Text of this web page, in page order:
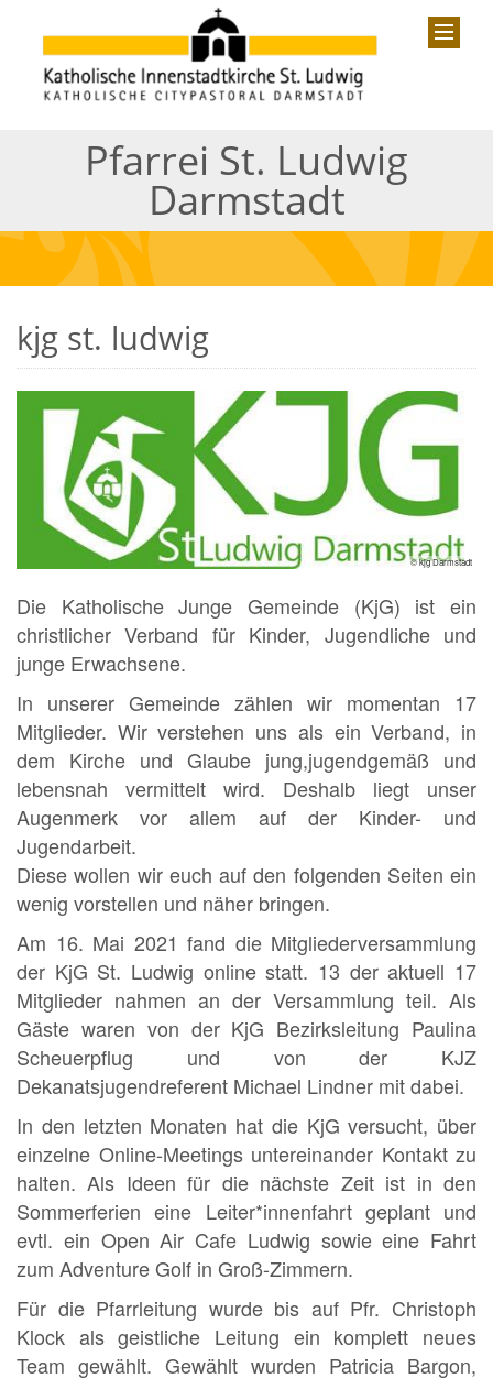
Pfarrei St. Ludwig
Darmstadt
kjg st. ludwig
© kjg Darmstadt
Die Katholische Junge Gemeinde (KjG) ist ein
christlicher Verband für Kinder, Jugendliche und
junge Erwachsene.
In unserer Gemeinde zählen wir momentan 17
Mitglieder. Wir verstehen uns als ein Verband, in
dem Kirche und Glaube jung,jugendgemäß und
lebensnah vermittelt wird. Deshalb liegt unser
Augenmerk vor allem auf der Kinder- und
Jugendarbeit.
Diese wollen wir euch auf den folgenden Seiten ein
wenig vorstellen und näher bringen.
Am 16. Mai 2021 fand die Mitgliederversammlung
der KjG St. Ludwig online statt. 13 der aktuell 17
Mitglieder nahmen an der Versammlung teil. Als
Gäste waren von der KjG Bezirksleitung Paulina
Scheuerpflug und von der KJZ
Dekanatsjugendreferent Michael Lindner mit dabei.
In den letzten Monaten hat die KjG versucht, über
einzelne Online-Meetings untereinander Kontakt zu
halten. Als Ideen für die nächste Zeit ist in den
Sommerferien eine Leiter*innenfahrt geplant und
evtl. ein Open Air Cafe Ludwig sowie eine Fahrt
zum Adventure Golf in Groß-Zimmern.
Für die Pfarrleitung wurde bis auf Pfr. Christoph
Klock als geistliche Leitung ein komplett neues
Team gewählt. Gewählt wurden Patricia Bargon,